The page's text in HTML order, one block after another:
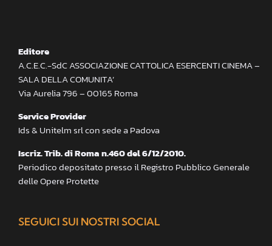
Editore
A.C.E.C.-SdC ASSOCIAZIONE CATTOLICA ESERCENTI CINEMA –
SALA DELLA COMUNITA’
Via Aurelia 796 – 00165 Roma
Service Provider
Ids & Unitelm srl con sede a Padova
Iscriz. Trib. di Roma n.460 del 6/12/2010.
Periodico depositato presso il Registro Pubblico Generale
delle Opere Protette
SEGUICI SUI NOSTRI SOCIAL